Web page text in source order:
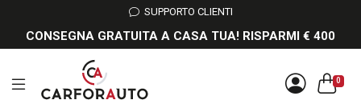
SUPPORTO CLIENTI
CONSEGNA GRATUITA A CASA TUA! RISPARMI € 400
0